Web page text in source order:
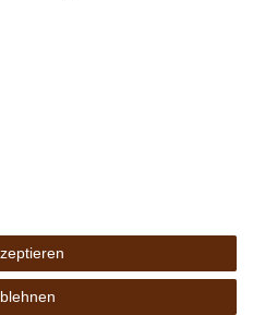
MEDIAdorado1 UG